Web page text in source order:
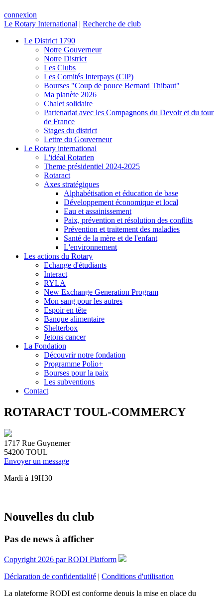
connexion
Le Rotary International | Recherche de club
Le District 1790
Notre Gouverneur
Notre District
Les Clubs
Les Comités Interpays (CIP)
Bourses "Coup de pouce Bernard Thibaut"
Ma planète 2026
Chalet solidaire
Partenariat avec les Compagnons du Devoir et du tour
de France
Stages du district
Lettre du Gouverneur
Le Rotary international
L'idéal Rotarien
Theme présidentiel 2024-2025
Rotaract
Axes stratégiques
Alphabétisation et éducation de base
Développement économique et local
Eau et assainissement
Paix, prévention et résolution des conflits
Prévention et traitement des maladies
Santé de la mère et de l'enfant
L'environnement
Les actions du Rotary
Echange d'étudiants
Interact
RYLA
New Exchange Generation Program
Mon sang pour les autres
Espoir en tête
Banque alimentaire
Shelterbox
Jetons cancer
La Fondation
Découvrir notre fondation
Programme Polio+
Bourses pour la paix
Les subventions
Contact
ROTARACT TOUL-COMMERCY
1717 Rue Guynemer
54200 TOUL
Envoyer un message
Mardi à 19H30
Nouvelles du club
Pas de news à afficher
Copyright 2026 par RODI Platform
Déclaration de confidentialité | Conditions d'utilisation
La plateforme RODI est conforme depuis la mise en place du